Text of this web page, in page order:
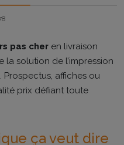
pas cher en livraison
la solution de l’impression
. Prospectus, affiches ou
prix défiant toute
ça veut dire